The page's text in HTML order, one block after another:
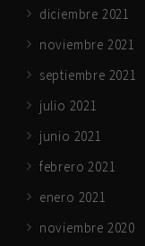
diciembre 2021
noviembre 2021
septiembre 2021
julio 2021
junio 2021
febrero 2021
enero 2021
noviembre 2020